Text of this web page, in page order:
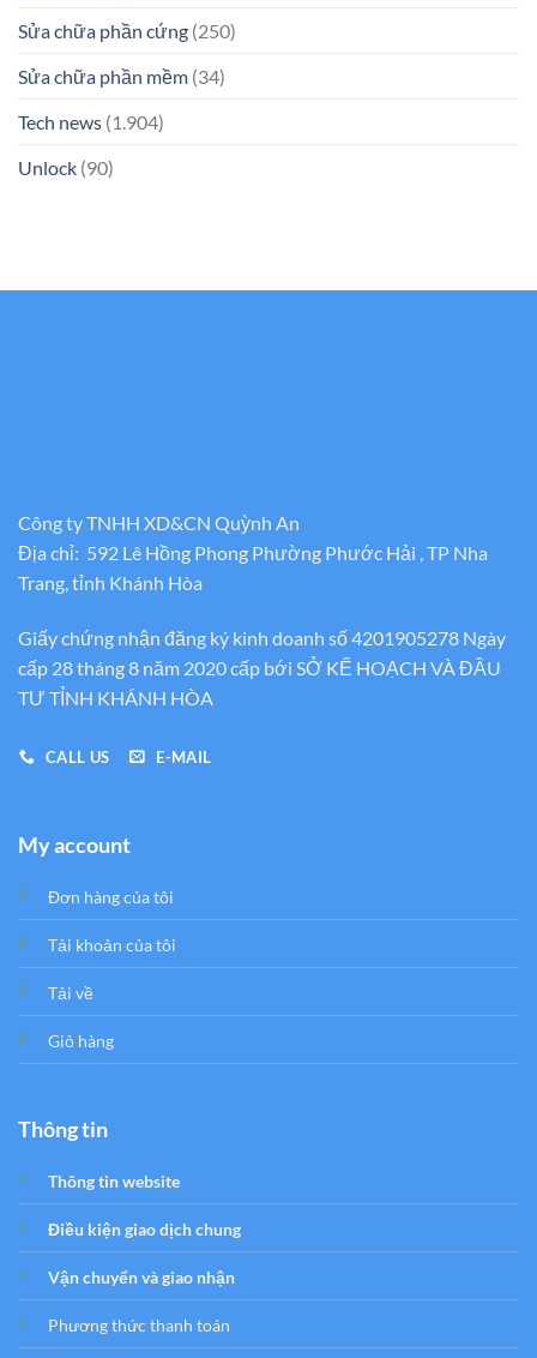
Sửa chữa phần cứng (250)
Sửa chữa phần mềm (34)
Tech news (1.904)
Unlock (90)
Công ty TNHH XD&CN Quỳnh An
Địa chỉ: 592 Lê Hồng Phong Phường Phước Hải , TP Nha
Trang, tỉnh Khánh Hòa
Giấy chứng nhận đăng ký kinh doanh số 4201905278 Ngày
cấp 28 tháng 8 năm 2020 cấp bới SỞ KẾ HOẠCH VÀ ĐẦU
TƯ TỈNH KHÁNH HÒA
CALL US E-MAIL
My account
Đơn hàng của tôi
Tải khoản của tôi
Tải về
Giỏ hàng
Thông tin
Thông tin website
Điều kiện giao dịch chung
Vận chuyển và giao nhận
Phương thức thanh toán